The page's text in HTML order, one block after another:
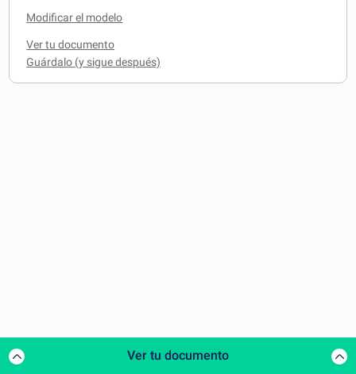
Modificar el modelo
Ver tu documento
Ver tu documento